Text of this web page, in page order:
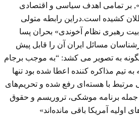
بر تمامی اهدف سیاسی و اقتصادی
کشیده است.دراین رابطه متولی
رهبری نظام آخوندی» بحران پسا
مسائل ایران آن را قابل پیش
به تصویر می کشد: “به موجب برجام
تیم مذاکره کننده اعطا شده بود تنها
مرتبط با هسته‌ای رفع شده و تحریم‌های
جمله برنامه موشکی، تروریسم و حقوق
اولیه آمریکا باقی مانده‌اند»